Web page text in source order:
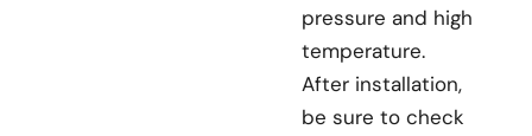
pressure and high
temperature.
After installation,
be sure to check